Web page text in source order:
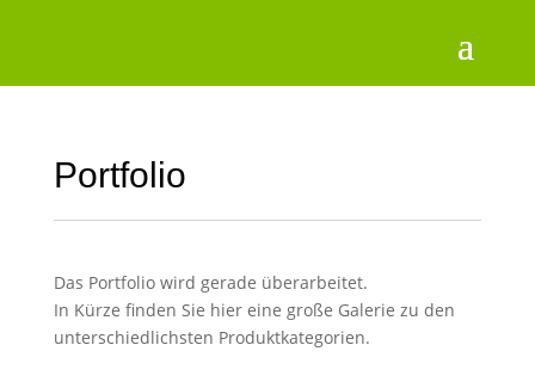
Portfolio
Das Portfolio wird gerade überarbeitet.
In Kürze finden Sie hier eine große Galerie zu den
unterschiedlichsten Produktkategorien.